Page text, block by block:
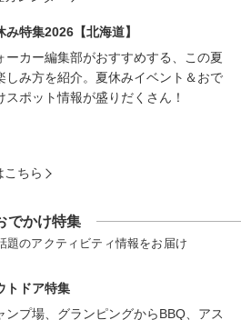
み特集2026【北海道】
ーカー編集部がおすすめする、この夏
しみ方を紹介。夏休みイベント＆おで
スポット情報が盛りだくさん！
こちら
でかけ特集
題のアクティビティ情報をお届け
トドア特集
ンプ場、グランピングからBBQ、アス